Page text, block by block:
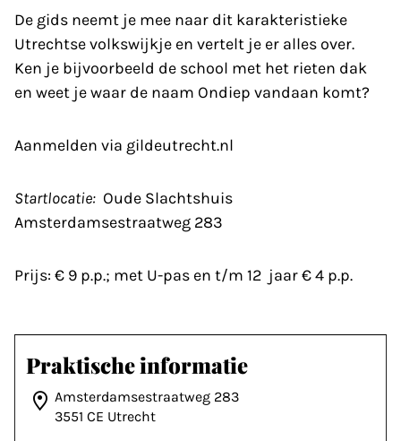
De gids neemt je mee naar dit karakteristieke
Utrechtse volkswijkje en vertelt je er alles over.
Ken je bijvoorbeeld de school met het rieten dak
en weet je waar de naam Ondiep vandaan komt?
Aanmelden via gildeutrecht.nl
Startlocatie: Oude Slachtshuis
Amsterdamsestraatweg 283
Prijs: € 9 p.p.; met U-pas en t/m 12 jaar € 4 p.p.
Praktische informatie
Amsterdamsestraatweg 283
3551 CE Utrecht